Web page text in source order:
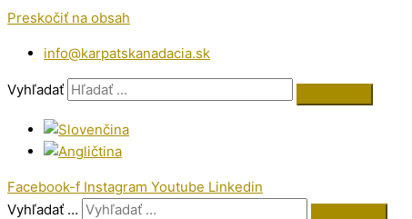
Preskočiť na obsah
info@karpatskanadacia.sk
Vyhľadať
Facebook-f Instagram Youtube Linkedin
Vyhľadať …